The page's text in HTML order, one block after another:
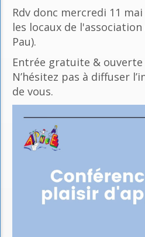
Rdv donc mercredi 11
les locaux de l'association
Pau).
Entrée gratuite & ouverte
N’hésitez pas à diffuser
de vous.